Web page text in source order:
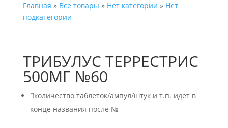
Главная » Все товары » Нет категории » Нет
подкатегории
ТРИБУЛУС ТЕРРЕСТРИС
500МГ №60
количество таблеток/ампул/штук и т.п. идет в
конце названия после №